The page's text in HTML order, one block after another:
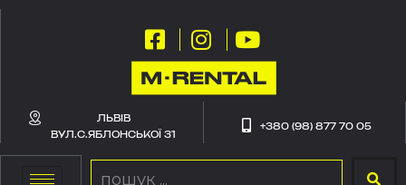
ЛЬВІВ
ВУЛ.С.ЯБЛОНСЬКОЇ 31
+380 (98) 877 70 05